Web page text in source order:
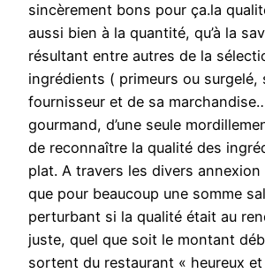
sincèrement bons pour ça.la
aussi bien à la quantité, qu’à la
résultant entre autres de la
ingrédients ( primeurs ou surgelé,
fournisseur et de sa
gourmand, d’une seule
de reconnaître la qualité des
plat. A travers les divers
que pour beaucoup une somme
perturbant si la qualité était au
juste, quel que soit le montant
sortent du restaurant « heureux